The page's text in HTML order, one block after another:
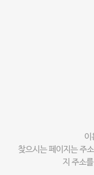
이
찾으시는 페이지는 주
지 주소